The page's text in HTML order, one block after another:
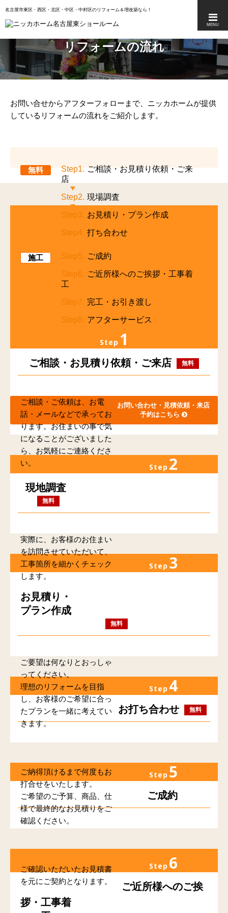
名古屋市東区・西区・北区・中区・中村区のリフォーム＆増改築なら
MENU
リフォームの流れ
お問い合せからアフターフォローまで、ニッカホームが提供
しているリフォームの流れをご紹介します。
無料 Step1. ご相談・お見積り依頼・ご来
店
Step2. 現場調査
Step3. お見積り・プラン作成
Step4. 打ち合わせ
施工 Step5. ご成約
Step6. ご近所様へのご挨拶・工事着
工
Step7. 完工・お引き渡し
Step8. アフターサービス
Step 1
ご相談・お見積り依頼・ご来店 無料
ご相談・ご依頼は、お電
話・メールなどで承ってお
ります。お住まいの事で気
になることがございました
ら、お気軽にご連絡くださ
い。
お問い合わせ・見積依頼・来店
予約はこちら
Step 2
現地調査
無料
実際に、お客様のお住まい
を訪問させていただいて、
工事箇所を細かくチェック
します。
Step 3
お見積り・
プラン作成
無料
ご要望は何なりとおっしゃ
ってください。
理想のリフォームを目指
し、お客様のご希望に合っ
たプランを一緒に考えてい
きます。
Step 4
お打ち合わせ 無料
ご納得頂けるまで何度もお
打合せをいたします。
ご希望のご予算、商品、仕
様で最終的なお見積りをご
確認ください。
Step 5
ご成約
ご確認いただいたお見積書
を元にご契約となります。
Step 6
ご近所様へのご挨
拶・工事着